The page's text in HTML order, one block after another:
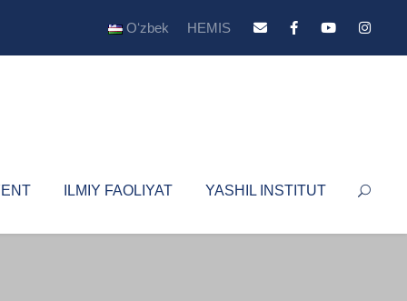
Oʻzbek HEMIS
ILMIY FAOLIYAT YASHIL INSTITUT